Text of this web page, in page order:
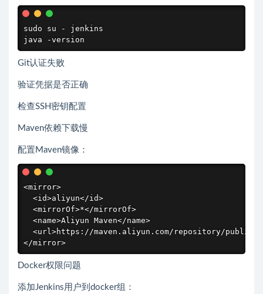
sudo su - jenkins
java -version
Git认证失败
验证凭据是否正确
检查SSH密钥配置
Maven依赖下载慢
配置Maven镜像：
<mirror>
  <id>aliyun</id>
  <mirrorOf>*</mirrorOf>
  <name>Aliyun Maven</name>
<url>https://maven.aliyun.com/repository/
</mirror>
Docker权限问题
添加Jenkins用户到docker组：